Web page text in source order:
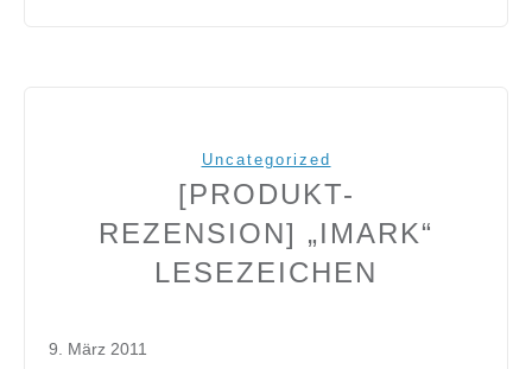
Uncategorized
[PRODUKT-
REZENSION] „IMARK“
LESEZEICHEN
9. März 2011